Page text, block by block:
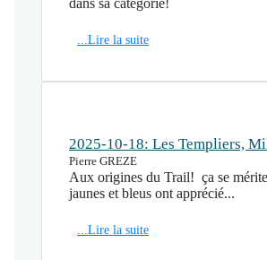
...Lire la suite
2025-10-18: Les Templiers,
Pierre GREZE
Aux origines du Trail! ça se
jaunes et bleus ont apprécié...
...Lire la suite